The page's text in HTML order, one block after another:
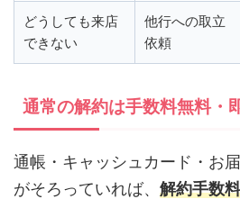
どうしても来店
できない
他行への取立
依頼
通常の解約は手数料無料・
通帳・キャッシュカード・お
がそろっていれば、 解約手数